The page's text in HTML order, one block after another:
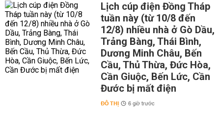
Lịch cúp điện Đồng Tháp
tuần này (từ 10/8 đến
12/8) nhiều nhà ở Gò Dầu,
Trảng Bàng, Thái Bình,
Dương Minh Châu, Bến
Cầu, Thủ Thừa, Đức Hòa,
Cần Giuộc, Bến Lức, Cần
Đước bị mất điện
ĐÔ THỊ 6 giờ trước